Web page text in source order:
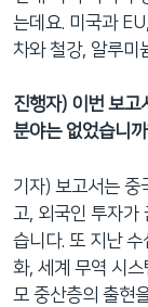
는데요. 미국과
차와 철강, 알루미
진행자) 이번 보고
분야는 없었습니
기자) 보고서는 중
고, 외국인 투자가
습니다. 또 지난
화, 세계 무역 시
모 중산층의 출현